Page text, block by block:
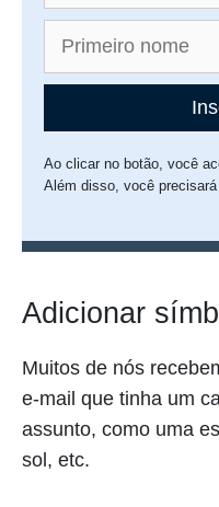
Ao clicar no botão, você
Além disso, você
Adicionar
Muitos de nós
e-mail que tinha um
assunto, como uma
sol, etc.